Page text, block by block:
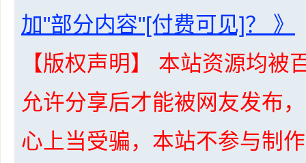
加"部分内容"[付费可见]？ 》
【版权声明】 本站资源均
允许分享后才能被网友发布
心上当受骗，本站不参与制